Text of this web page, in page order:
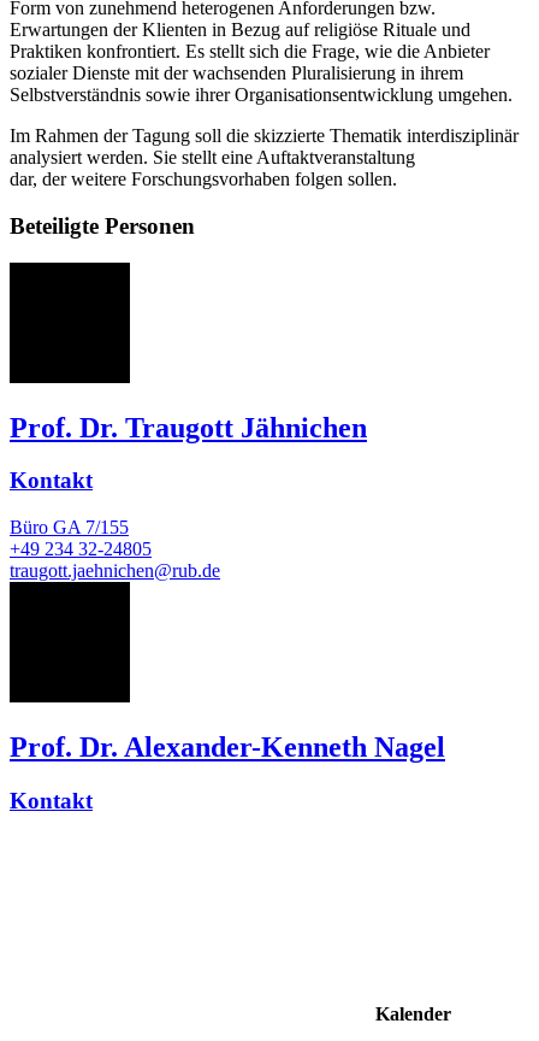
Form von zunehmend heterogenen Anforderungen bzw.
Erwartungen der Klienten in Bezug auf religiöse Rituale und
Praktiken konfrontiert. Es stellt sich die Frage, wie die Anbieter
sozialer Dienste mit der wachsenden Pluralisierung in ihrem
Selbstverständnis sowie ihrer Organisationsentwicklung umgehen.
Im Rahmen der Tagung soll die skizzierte Thematik interdisziplinär
analysiert werden. Sie stellt eine Auftaktveranstaltung
dar, der weitere Forschungsvorhaben folgen sollen.
Beteiligte Personen
Prof. Dr. Traugott Jähnichen
Kontakt
Büro GA 7/155
+49 234 32-24805
traugott.jaehnichen@rub.de
Prof. Dr. Alexander-Kenneth Nagel
Kontakt
Kalender